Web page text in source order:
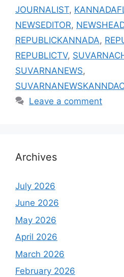
JOURNALIST,
NEWSEDITOR,
REPUBLICKANNADA,
REPUBLICTV,
SUVARNANEWS,
Leave a comment
Archives
July 2026
June 2026
May 2026
April 2026
March 2026
February 2026